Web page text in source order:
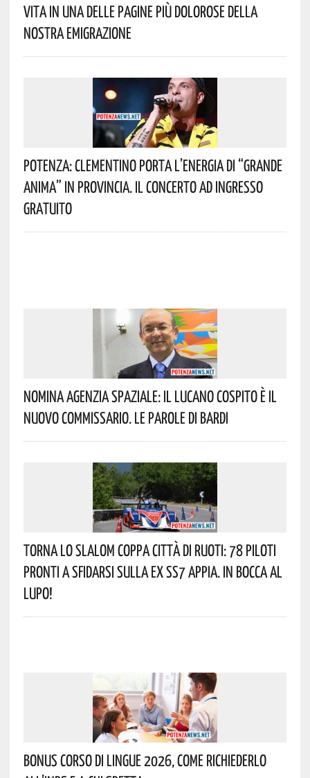
Vita In Una Delle Pagine Più Dolorose Della
Nostra Emigrazione
Potenza: Clementino Porta L’energia Di “Grande
Anima” In Provincia. Il Concerto Ad Ingresso
Gratuito
Nomina Agenzia Spaziale: Il Lucano Cospito È Il
Nuovo Commissario. Le Parole Di Bardi
Torna Lo Slalom Coppa Città Di Ruoti: 78 Piloti
Pronti A Sfidarsi Sulla Ex SS7 Appia. In Bocca Al
Lupo!
Bonus Corso Di Lingue 2026, Come Richiederlo